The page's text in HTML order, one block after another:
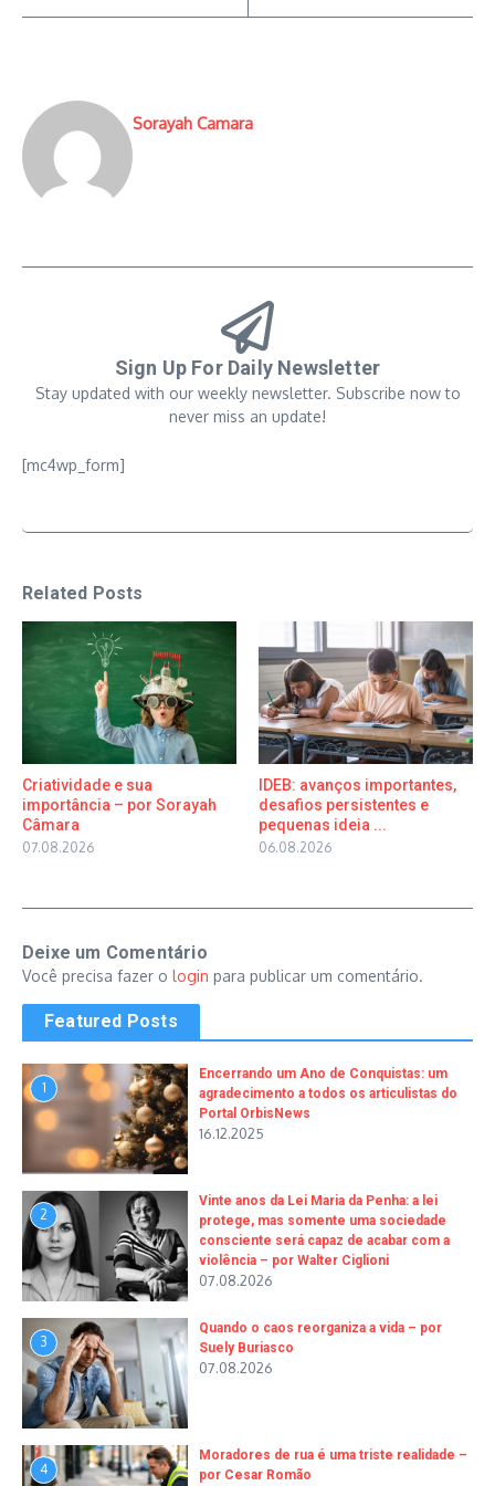
Sorayah Camara
Sign Up For Daily Newsletter
Stay updated with our weekly newsletter. Subscribe now to
never miss an update!
[mc4wp_form]
Related Posts
Criatividade e sua
importância – por Sorayah
Câmara
07.08.2026
IDEB: avanços importantes,
desafios persistentes e
pequenas ideia ...
06.08.2026
Deixe um Comentário
Você precisa fazer o login para publicar um comentário.
Featured Posts
1
Encerrando um Ano de Conquistas: um
agradecimento a todos os articulistas do
Portal OrbisNews
16.12.2025
2
Vinte anos da Lei Maria da Penha: a lei
protege, mas somente uma sociedade
consciente será capaz de acabar com a
violência – por Walter Ciglioni
07.08.2026
3
Quando o caos reorganiza a vida – por
Suely Buriasco
07.08.2026
4
Moradores de rua é uma triste realidade –
por Cesar Romão